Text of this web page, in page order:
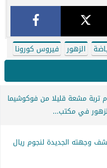
الزهور فيروس كورونا
تربة مشعة قليلا من فوكوشيما
في مكتب...
وجهته الجديدة لنجوم ريال